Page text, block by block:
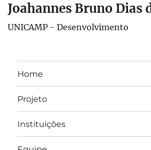
Joahannes Bruno Dias
UNICAMP - Desenvolvimento
Home
Projeto
Instituições